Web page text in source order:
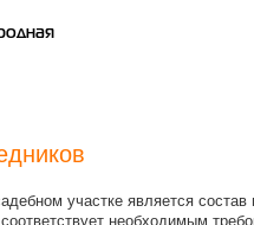
участке является состав
необходимым